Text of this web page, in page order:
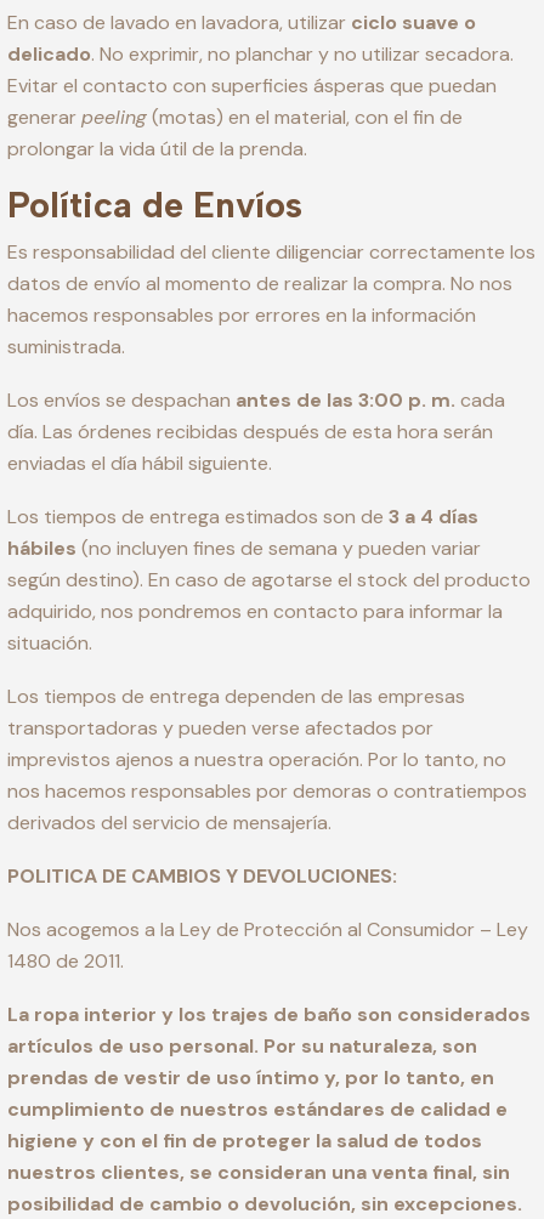
En caso de lavado en lavadora, utilizar ciclo suave o
delicado. No exprimir, no planchar y no utilizar secadora.
Evitar el contacto con superficies ásperas que puedan
generarpeeling(motas) en el material, con el fin de
prolongar la vida útil de la prenda.
Política de Envíos
Es responsabilidad del cliente diligenciar correctamente los
datos de envío al momento de realizar la compra. No nos
hacemos responsables por errores en la información
suministrada.
Los envíos se despachan antes de las 3:00 p. m. cada
día. Las órdenes recibidas después de esta hora serán
enviadas el día hábil siguiente.
Los tiempos de entrega estimados son de 3 a 4 días
hábiles (no incluyen fines de semana y pueden variar
según destino). En caso de agotarse el stock del producto
adquirido, nos pondremos en contacto para informar la
situación.
Los tiempos de entrega dependen de las empresas
transportadoras y pueden verse afectados por
imprevistos ajenos a nuestra operación. Por lo tanto, no
nos hacemos responsables por demoras o contratiempos
derivados del servicio de mensajería.
POLITICA DE CAMBIOS Y DEVOLUCIONES:
Nos acogemos a la Ley de Protección al Consumidor – Ley
1480 de 2011.
La ropa interior y los trajes de baño son considerados
artículos de uso personal. Por su naturaleza, son
prendas de vestir de uso íntimo y, por lo tanto, en
cumplimiento de nuestros estándares de calidad e
higiene y con el fin de proteger la salud de todos
nuestros clientes, se consideran una venta final, sin
posibilidad de cambio o devolución, sin excepciones.